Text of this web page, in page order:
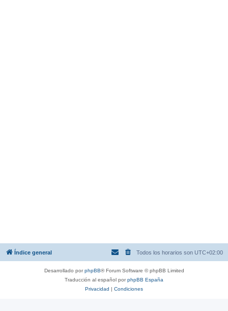
Índice general Todos los horarios son UTC+02:00
Desarrollado porphpBB® Forum Software © phpBB Limited
Traducción al español porphpBB España
Privacidad | Condiciones